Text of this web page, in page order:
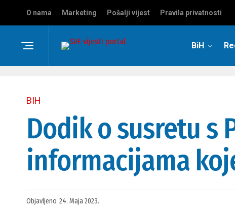
O nama Marketing Pošalji vijest Pravila privatnosti
BiH
BIH
Dodik o susretu s
informacijama
Objavljeno 24. Maja 2023.